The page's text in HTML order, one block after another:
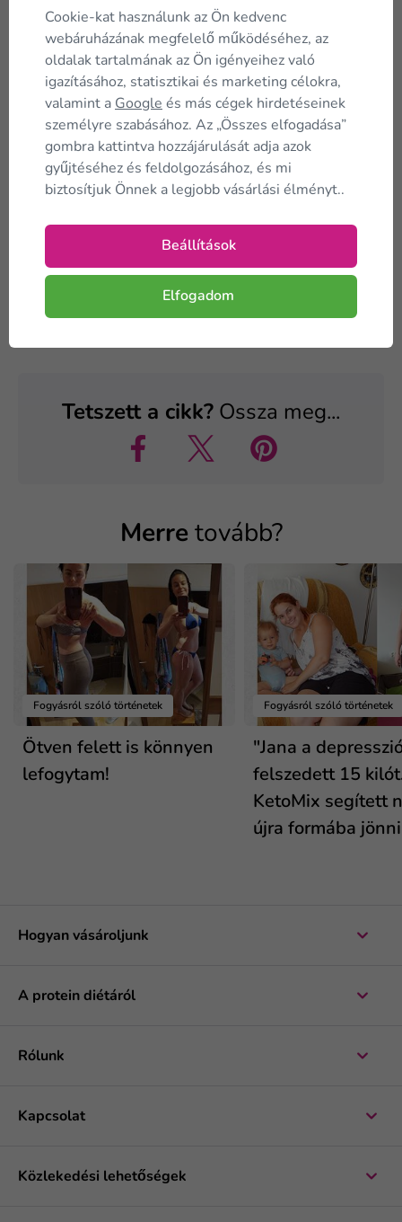
öntse a lábosba és alaposan keverje el. Ezután adja
hozzá a hagymát és a gombát. Időnkénti keverés mellett
hagyja rotyogni negyed órát. Kapcsolja le alatta a tüzet
és ízesítse egy evőkanál tejföllel, esetleg sóval, borssal.
Tetszett a cikk? Ossza meg...
Merre tovább?
Fogyásról szóló történetek
Ötven felett is könnyen
lefogytam!
Fogyásról szóló történetek
"Jana a
felszedett 15
KetoMix segített
újra formába
Hogyan vásároljunk
A protein diétáról
Rólunk
Kapcsolat
Közlekedési lehetőségek
Cookie-kat használunk az Ön kedvenc
webáruházának megfelelő működéséhez, az
oldalak tartalmának az Ön igényeihez való
igazításához, statisztikai és marketing célokra,
valamint a Google és más cégek hirdetéseinek
személyre szabásához. Az „Összes elfogadása”
gombra kattintva hozzájárulását adja azok
gyűjtéséhez és feldolgozásához, és mi
biztosítjuk Önnek a legjobb vásárlási élményt..
Beállítások
Elfogadom